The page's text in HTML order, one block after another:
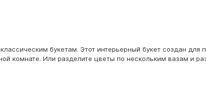
букетам. Этот интерьерный букет создан
комнате. Или разделите цветы по нескольким вазам и